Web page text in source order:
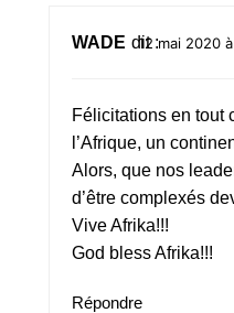
WADE dit :
12 mai 2020
Félicitations en tout
l’Afrique, un
Alors, que nos
d’être complexés
Vive Afrika!!!
God bless Afrika!!!
Répondre